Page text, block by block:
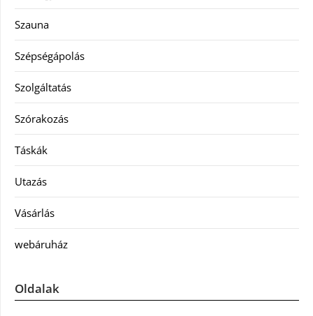
Szauna
Szépségápolás
Szolgáltatás
Szórakozás
Táskák
Utazás
Vásárlás
webáruház
Oldalak